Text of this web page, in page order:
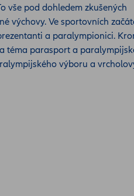
vše pod dohledem zkušených
výchovy. Ve sportovních
a paralympionici.
téma parasport a
výboru a